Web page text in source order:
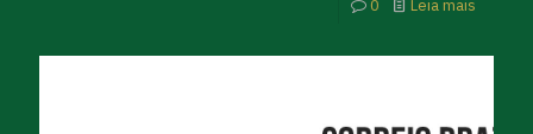
0 Leia mais